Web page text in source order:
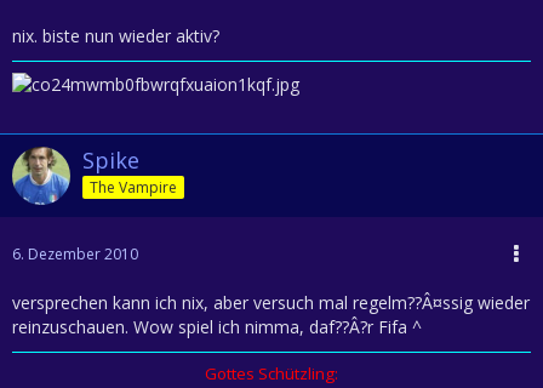
nix. biste nun wieder aktiv?
Spike
The Vampire
6. Dezember 2010
versprechen kann ich nix, aber versuch mal regelm??Â¤ssig wieder
reinzuschauen. Wow spiel ich nimma, daf??Â?r Fifa ^
Gottes Schützling: